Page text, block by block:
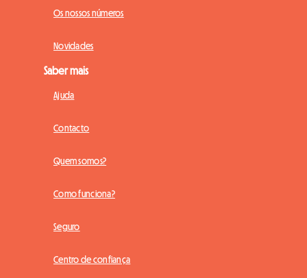
Os nossos números
Novidades
Saber mais
Ajuda
Contacto
Quem somos?
Como funciona?
Seguro
Centro de confiança